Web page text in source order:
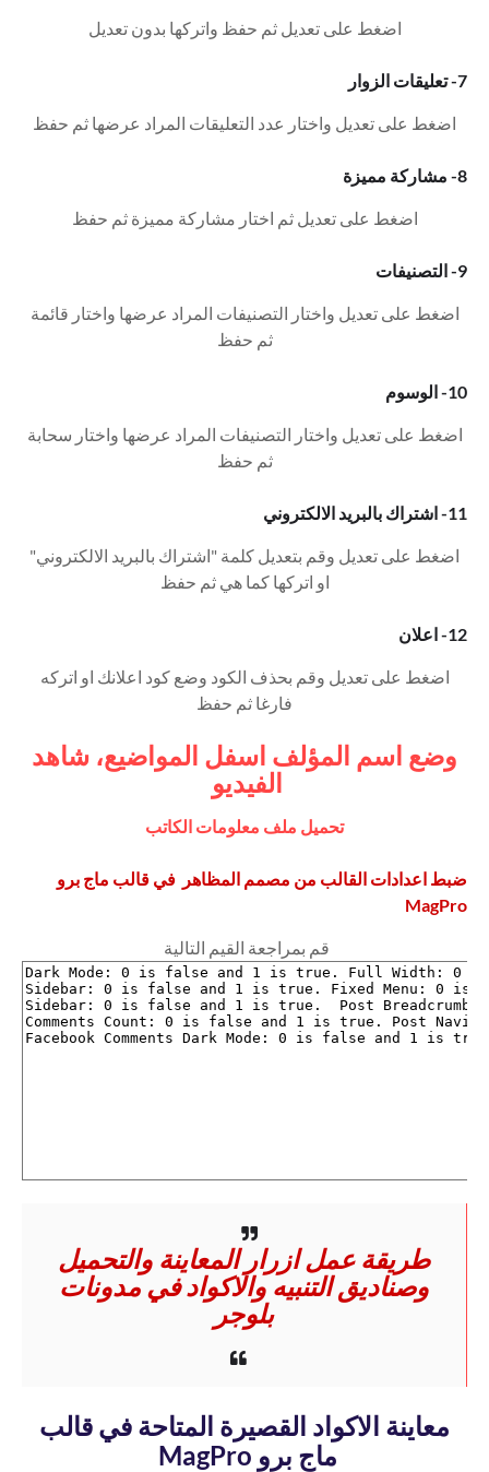
اضغط على تعديل ثم حفظ واتركها بدون تعديل
7- تعليقات الزوار
اضغط على تعديل واختار عدد التعليقات المراد عرضها ثم حفظ
8- مشاركة مميزة
اضغط على تعديل ثم اختار مشاركة مميزة ثم حفظ
9- التصنيفات
اضغط على تعديل واختار التصنيفات المراد عرضها واختار قائمة
ثم حفظ
10- الوسوم
اضغط على تعديل واختار التصنيفات المراد عرضها واختار سحابة
ثم حفظ
11- اشتراك بالبريد الالكتروني
اضغط على تعديل وقم بتعديل كلمة "اشتراك بالبريد الالكتروني"
او اتركها كما هي ثم حفظ
12- اعلان
اضغط على تعديل وقم بحذف الكود وضع كود اعلانك او اتركه
فارغا ثم حفظ
وضع اسم المؤلف اسفل المواضيع، شاهد
الفيديو
تحميل ملف معلومات الكاتب
ضبط اعدادات القالب من مصمم المظاهر في قالب ماج برو
MagPro
قم بمراجعة القيم التالية
طريقة عمل ازرار المعاينة والتحميل
وصناديق التنبيه والاكواد في مدونات
بلوجر
معاينة الاكواد القصيرة المتاحة في قالب
ماج برو MagPro